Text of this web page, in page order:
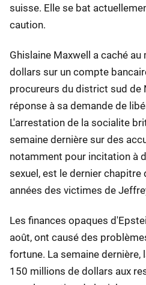
suisse. Elle se bat
caution.
Ghislaine Maxwell a caché
dollars sur un compte
procureurs du district sud de
réponse à sa demande de
L'arrestation de la socialite
semaine dernière sur des
notamment pour incitation à
sexuel, est le dernier
années des victimes de
Les finances opaques
août, ont causé des
fortune. La semaine dernière,
150 millions de dollars aux